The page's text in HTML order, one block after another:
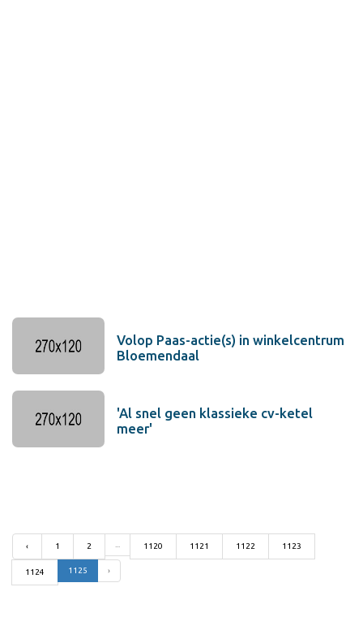
Volop Paas-actie(s) in winkelcentrum
Bloemendaal
'Al snel geen klassieke cv-ketel
meer'
‹ 1 2 1120 1121 1122 1123
1124 1125 ›